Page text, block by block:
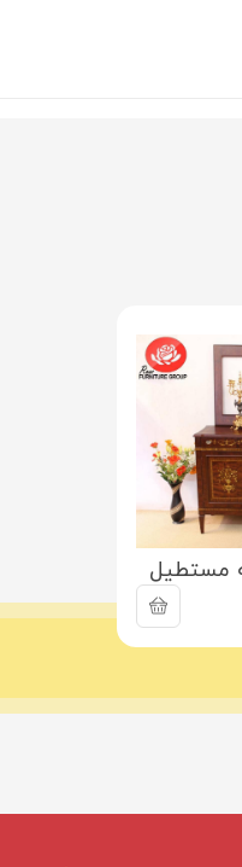
مستطیل